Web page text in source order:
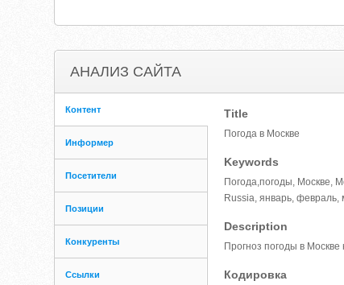
АНАЛИЗ САЙТА
Контент
Информер
Посетители
Позиции
Конкуренты
Ссылки
Title
Погода в Москве
Keywords
Погода,погоды, Москве,
Russia, январь, февраль,
Description
Прогноз погоды в
Кодировка